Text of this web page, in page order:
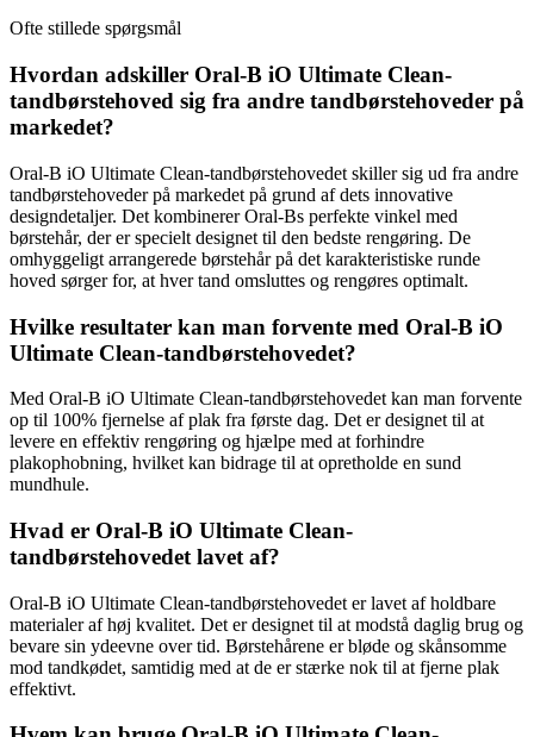
Ofte stillede spørgsmål
Hvordan adskiller Oral-B iO Ultimate Clean-
tandbørstehoved sig fra andre tandbørstehoveder på
markedet?
Oral-B iO Ultimate Clean-tandbørstehovedet skiller sig ud fra andre
tandbørstehoveder på markedet på grund af dets innovative
designdetaljer. Det kombinerer Oral-Bs perfekte vinkel med
børstehår, der er specielt designet til den bedste rengøring. De
omhyggeligt arrangerede børstehår på det karakteristiske runde
hoved sørger for, at hver tand omsluttes og rengøres optimalt.
Hvilke resultater kan man forvente med Oral-B iO
Ultimate Clean-tandbørstehovedet?
Med Oral-B iO Ultimate Clean-tandbørstehovedet kan man forvente
op til 100% fjernelse af plak fra første dag. Det er designet til at
levere en effektiv rengøring og hjælpe med at forhindre
plakophobning, hvilket kan bidrage til at opretholde en sund
mundhule.
Hvad er Oral-B iO Ultimate Clean-
tandbørstehovedet lavet af?
Oral-B iO Ultimate Clean-tandbørstehovedet er lavet af holdbare
materialer af høj kvalitet. Det er designet til at modstå daglig brug og
bevare sin ydeevne over tid. Børstehårene er bløde og skånsomme
mod tandkødet, samtidig med at de er stærke nok til at fjerne plak
effektivt.